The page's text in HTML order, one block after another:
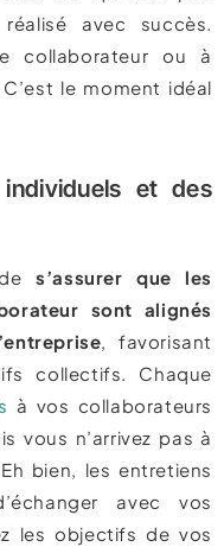
avec succès.
collaborateur ou à
le moment idéal
et des
des’assurer que les
sont alignés
, favorisant
collectifs. Chaque
à vos collaborateurs
vous n’arrivez pas à
bien, les entretiens
avec vos
les objectifs de vos